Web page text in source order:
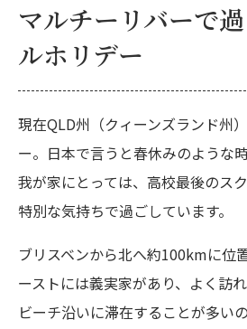
マルチーリバーで
ルホリデー
現在QLD州（クィーンズランド州
ー。日本で言うと春休みのような時
我が家にとっては、高校最後のス
特別な気持ちで過ごしています。
ブリスベンから北へ約100kmに位
ーストには義実家があり、よく訪
ビーチ沿いに滞在することが多い